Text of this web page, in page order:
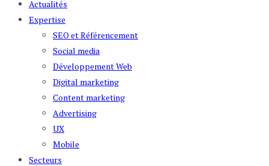
Actualités
Expertise
SEO et Référencement
Social media
Développement Web
Digital marketing
Content marketing
Advertising
UX
Mobile
Secteurs